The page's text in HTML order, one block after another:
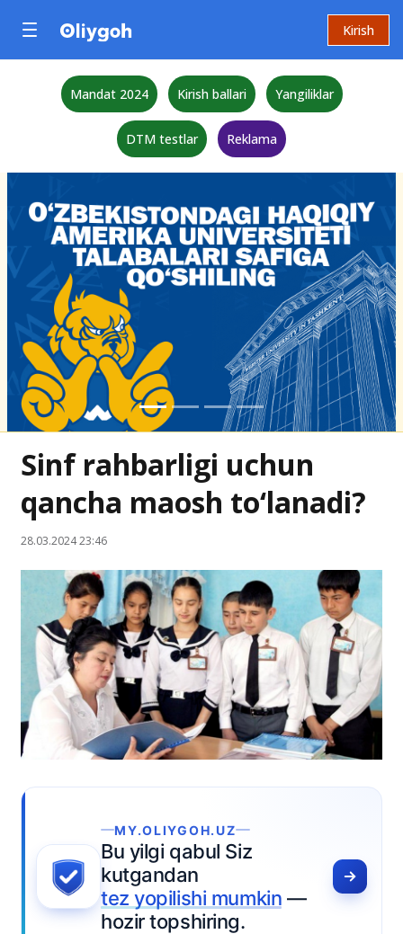
Kirish
Mandat 2024 Kirish ballari Yangiliklar
DTM testlar Reklama
Sinf rahbarligi uchun
qancha maosh to‘lanadi?
28.03.2024 23:46
MY.OLIYGOH.UZ
Bu yilgi qabul Siz
kutgandan
tez yopilishi mumkin —
hozir topshiring.